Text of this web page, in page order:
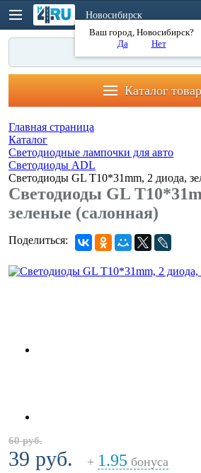
Новосибирск
Ваш город, Новосибирск?
Да
Нет
Каталог
Главная страница
Каталог
Светодиодные лампочки для авто
Светодиоды ADL
Светодиоды GL T10*31mm, 2 диода,
Светодиоды GL
зеленые (салонная)
Поделиться:
60 руб.
39 руб. + 1.95 бонуса